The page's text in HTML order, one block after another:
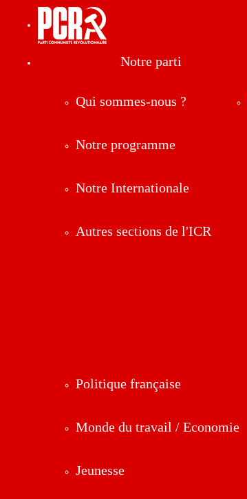
Notre parti
Qui sommes-nous ?
Notre programme
Notre Internationale
Autres sections de l'ICR
Politique française
Monde du travail / Economie
Jeunesse